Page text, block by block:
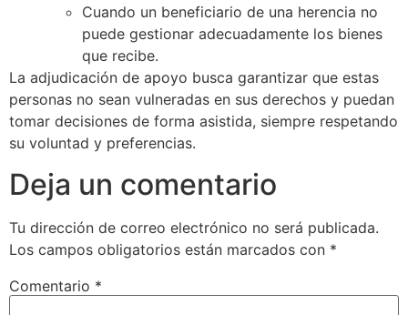
Cuando un beneficiario de una herencia no
puede gestionar adecuadamente los bienes
que recibe.
La adjudicación de apoyo busca garantizar que estas
personas no sean vulneradas en sus derechos y puedan
tomar decisiones de forma asistida, siempre respetando
su voluntad y preferencias.
Deja un comentario
Tu dirección de correo electrónico no será publicada.
Los campos obligatorios están marcados con *
Comentario *